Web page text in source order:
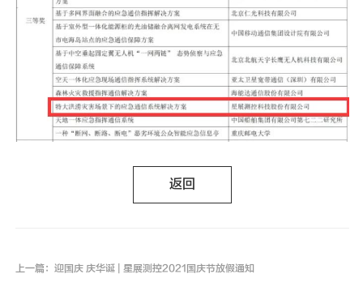
返回
上一篇：迎国庆 庆华诞 | 星展测控2021国庆节放假通知